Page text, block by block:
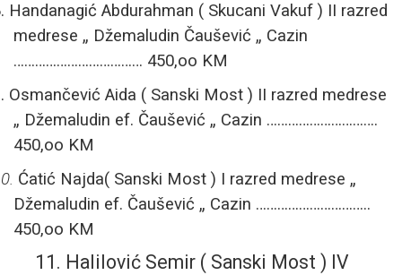
Handanagić Abdurahman ( Skucani Vakuf ) II razred
medrese „ Džemaludin Čaušević „ Cazin
……………………………… 450,oo KM
Osmančević Aida ( Sanski Most ) II razred medrese
„ Džemaludin ef. Čaušević „ Cazin ………………………….
450,oo KM
Ćatić Najda( Sanski Most ) I razred medrese „
Džemaludin ef. Čaušević „ Cazin …………………………..
450,oo KM
11. Halilović Semir ( Sanski Most ) IV